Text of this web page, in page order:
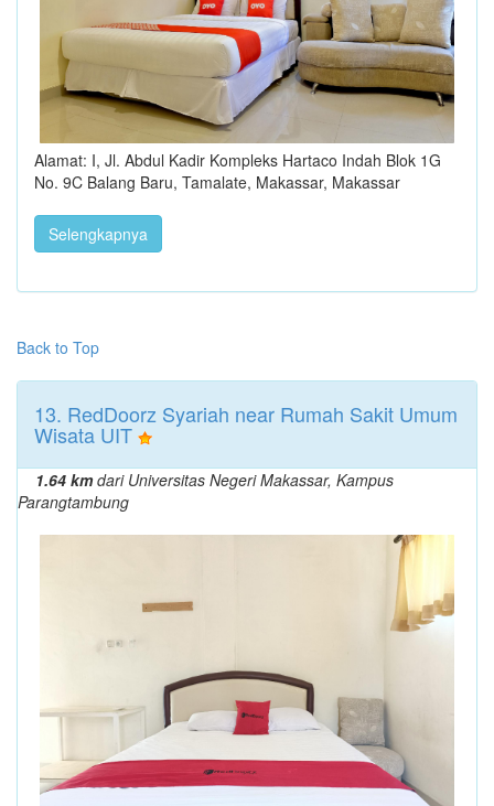
Alamat: I, Jl. Abdul Kadir Kompleks Hartaco Indah Blok 1G
No. 9C Balang Baru, Tamalate, Makassar, Makassar
Selengkapnya
Back to Top
13. RedDoorz Syariah near Rumah Sakit Umum
Wisata UIT
1.64 kmdari Universitas Negeri Makassar, Kampus
Parangtambung